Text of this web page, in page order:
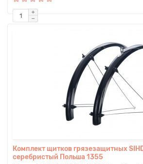
Комплект щитков грязезащитных
серебристый Польша 1355